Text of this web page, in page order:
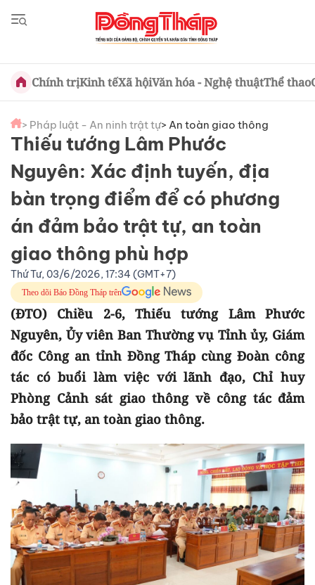
Chính trịKinh tếXã hộiVăn hóa - Nghệ thuậtThể thao
> Pháp luật - An ninh trật tự> An toàn giao thông
Thiếu tướng Lâm Phước
Nguyên: Xác định tuyến, địa
bàn trọng điểm để có phương
án đảm bảo trật tự, an toàn
giao thông phù hợp
Thứ Tư, 03/6/2026, 17:34 (GMT+7)
Theo dõi Báo Đồng Tháp trên
(ĐTO) Chiều 2-6, Thiếu tướng Lâm Phước
Nguyên, Ủy viên Ban Thường vụ Tỉnh ủy, Giám
đốc Công an tỉnh Đồng Tháp cùng Đoàn công
tác có buổi làm việc với lãnh đạo, Chỉ huy
Phòng Cảnh sát giao thông về công tác đảm
bảo trật tự, an toàn giao thông.